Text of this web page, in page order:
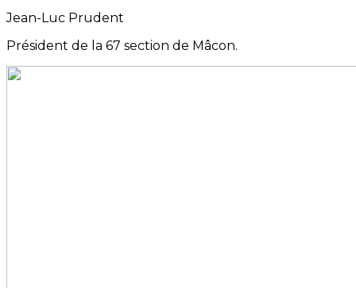
Jean-Luc Prudent
Président de la 67 section de Mâcon.